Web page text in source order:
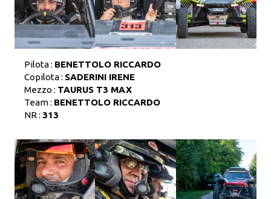
Pilota : BENETTOLO RICCARDO
Copilota : SADERINI IRENE
Mezzo : TAURUS T3 MAX
Team : BENETTOLO RICCARDO
NR : 313